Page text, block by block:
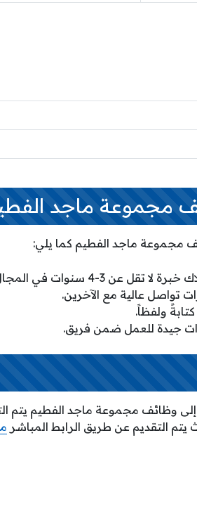
مجموعة ماجد
مجموعة ماجد الفطيم كما يلي:
في المجال المطلوب.
تواصل عالية مع الآخرين.
ولفظاً.
جيدة للعمل ضمن فريق.
وظائف مجموعة ماجد الفطيم يتم